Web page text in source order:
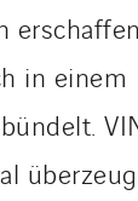
in einem